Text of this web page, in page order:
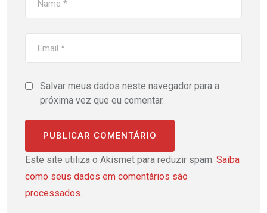
Salvar meus dados neste navegador para a
próxima vez que eu comentar.
Este site utiliza o Akismet para reduzir spam. Saiba
como seus dados em comentários são
processados.